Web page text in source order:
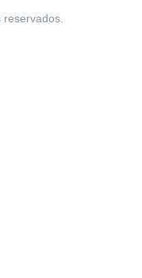
reservados.